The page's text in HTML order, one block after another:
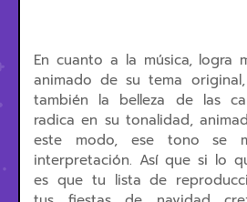
En cuanto a la música, logra
animado de su tema
también la belleza de las
radica en su tonalidad,
este modo, ese tono se
interpretación. Así que si lo
es que tu lista de